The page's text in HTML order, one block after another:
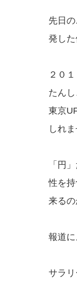
先日
発し
２０
たん
東京
しれま
「円
性を
来るの
報道
サラ